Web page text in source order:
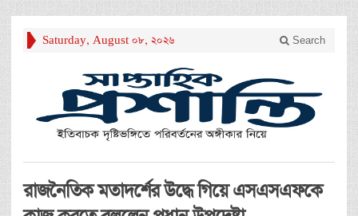
Saturday, August 08, 2026 Search
রাজনৈতিক মতাদর্শের উদ্ধে গিয়ে এসএসএফকে